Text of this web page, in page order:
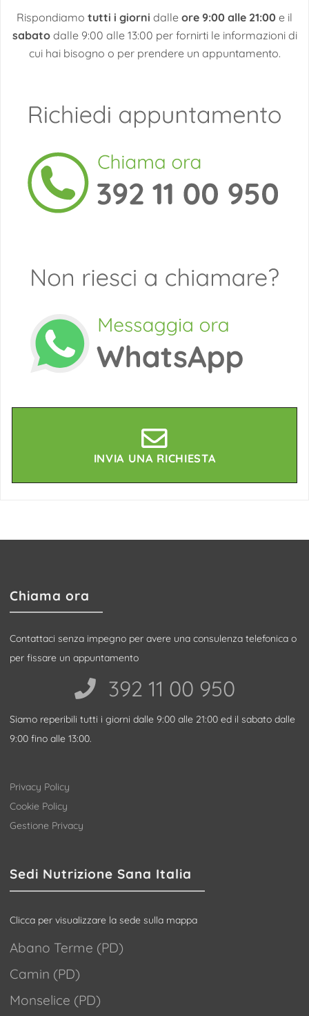
Rispondiamo tutti i giorni dalle ore 9:00 alle 21:00 e il
sabatodalle 9:00 alle 13:00 per fornirti le informazioni di
cui hai bisogno o per prendere un appuntamento.
INVIA UNA RICHIESTA
Chiama ora
Contattaci senza impegno per avere una consulenza telefonica o
per fissare un appuntamento
392 11 00 950‬
Siamo reperibili tutti i giorni dalle 9:00 alle 21:00 ed il sabato dalle
9:00 fino alle 13:00.
Privacy Policy
Cookie Policy
Gestione Privacy
Sedi Nutrizione Sana Italia
Clicca per visualizzare la sede sulla mappa
Abano Terme (PD)
Camin (PD)
Monselice (PD)